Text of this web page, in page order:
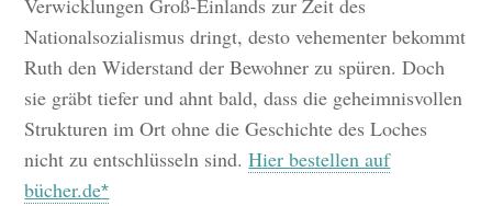
Nationalsozialismus dringt, desto vehementer bekommt
Ruth den Widerstand der Bewohner zu spüren. Doch
sie gräbt tiefer und ahnt bald, dass die geheimnisvollen
Strukturen im Ort ohne die Geschichte des Loches
nicht zu entschlüsseln sind.Hier bestellen auf
bücher.de